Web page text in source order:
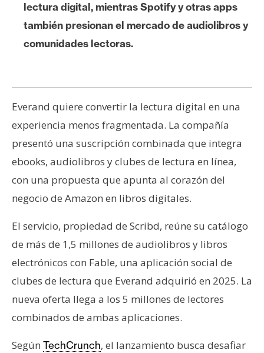
n
á
s
i
s
N
o
a
s
d
e
P
r
e
s
a
lectura digital, mientras Spotify y otras apps
también presionan el mercado de audiolibros y
comunidades lectoras.
Everand quiere convertir la lectura digital en una
experiencia menos fragmentada. La compañía
presentó una suscripción combinada que integra
ebooks, audiolibros y clubes de lectura en línea,
con una propuesta que apunta al corazón del
negocio de Amazon en libros digitales.
El servicio, propiedad de Scribd, reúne su catálogo
de más de 1,5 millones de audiolibros y libros
electrónicos con Fable, una aplicación social de
clubes de lectura que Everand adquirió en 2025. La
nueva oferta llega a los 5 millones de lectores
combinados de ambas aplicaciones.
Según TechCrunch, el lanzamiento busca desafiar